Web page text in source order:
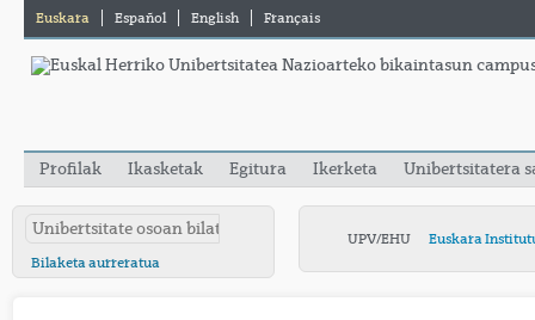
Euskara Español English Français
Profilak Ikasketak Egitura Ikerketa Unibertsitatera
Bilaketa aurreratua
UPV/EHU Euskara